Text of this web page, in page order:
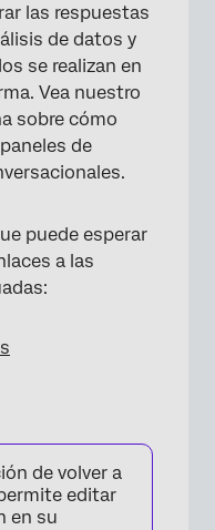
las respuestas
de datos y
se realizan en
Vea nuestro
sobre cómo
de
puede esperar
a las
de volver a
editar
en su